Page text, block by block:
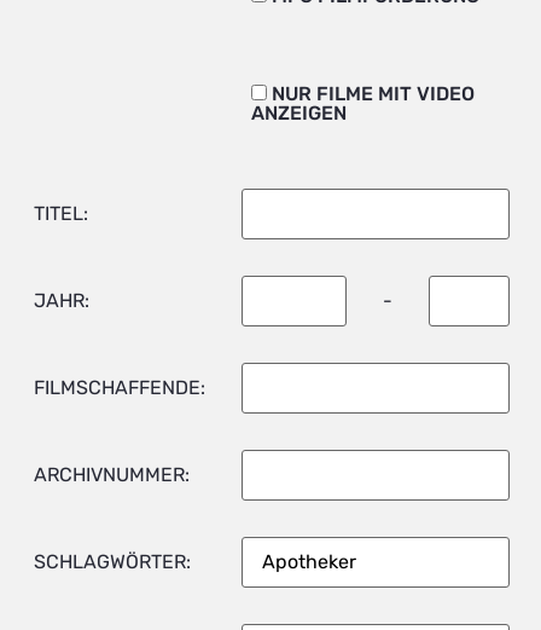
NUR FILME MIT VIDEO
ANZEIGEN
TITEL:
JAHR: -
FILMSCHAFFENDE:
ARCHIVNUMMER:
SCHLAGWÖRTER: